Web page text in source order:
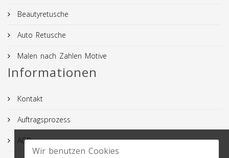
Beautyretusche
Auto Retusche
Malen nach Zahlen Motive
Informationen
Kontakt
Auftragsprozess
AGB
Wir benutzen Cookies